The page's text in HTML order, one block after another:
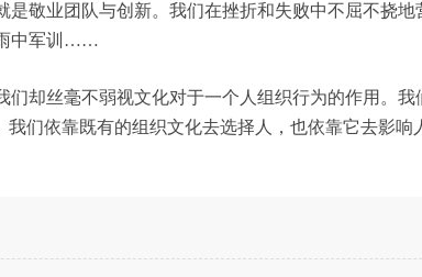
是敬业团队与创新。我们在挫折和失败中不屈不挠
雨中军训……
却丝毫不弱视文化对于一个人组织行为的作用。
们依靠既有的组织文化去选择人，也依靠它去影响